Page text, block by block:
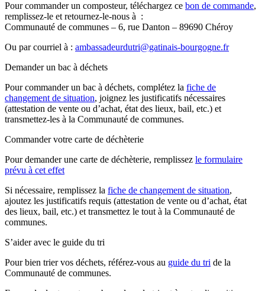
Pour commander un composteur, téléchargez ce bon de commande,
remplissez-le et retournez-le-nous à :
Communauté de communes – 6, rue Danton – 89690 Chéroy
Ou par courriel à : ambassadeurdutri@gatinais-bourgogne.fr
Demander un bac à déchets
Pour commander un bac à déchets, complétez la fiche de
changement de situation, joignez les justificatifs nécessaires
(attestation de vente ou d’achat, état des lieux, bail, etc.) et
transmettez-les à la Communauté de communes.
Commander votre carte de déchèterie
Pour demander une carte de déchèterie, remplissez le formulaire
prévu à cet effet
Si nécessaire, remplissez la fiche de changement de situation,
ajoutez les justificatifs requis (attestation de vente ou d’achat, état
des lieux, bail, etc.) et transmettez le tout à la Communauté de
communes.
S’aider avec le guide du tri
Pour bien trier vos déchets, référez-vous au guide du tri de la
Communauté de communes.